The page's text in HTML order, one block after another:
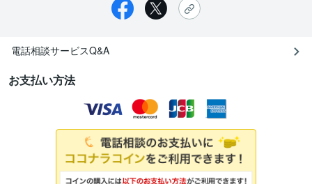
電話相談サービスQ&A
お支払い方法